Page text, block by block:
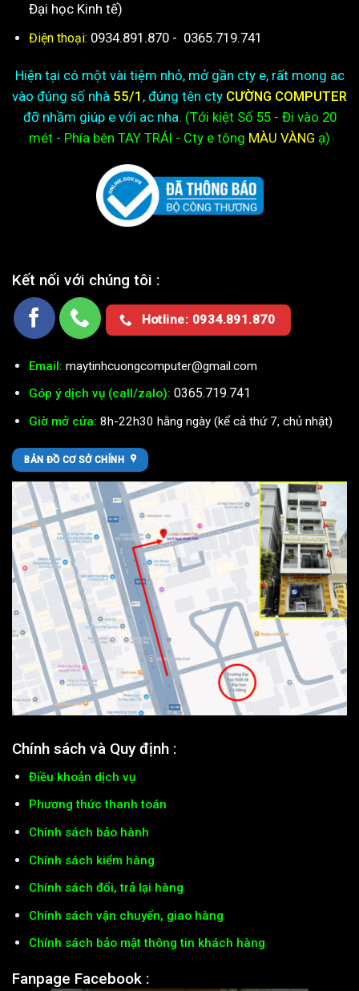
Đại học Kinh tế)
Điện thoại: 0934.891.870 - 0365.719.741
Hiện tại có một vài tiệm nhỏ, mở gần cty e, rất mong ac
vào đúng số nhà 55/1 , đúng tên cty CƯỜNG COMPUTER
đỡ nhầm giúp e với ac nha. (Tới kiệtSố 55 - Đi vào 20
mét - Phía bên TAY TRÁI - Cty e tông MÀU VÀNG ạ)
Kết nối với chúng tôi :
Hotline: 0934.891.870
Email: maytinhcuongcomputer@gmail.com
Góp ý dịch vụ (call/zalo): 0365.719.741
Giờ mở cửa: 8h-22h30 hằng ngày (kể cả thứ 7, chủ nhật)
BẢN ĐỒ CƠ SỞ CHÍNH
Chính sách và Quy định :
Điều khoản dịch vụ
Phương thức thanh toán
Chính sách bảo hành
Chính sách kiểm hàng
Chính sách đổi, trả lại hàng
Chính sách vận chuyển, giao hàng
Chính sách bảo mật thông tin khách hàng
Fanpage Facebook :